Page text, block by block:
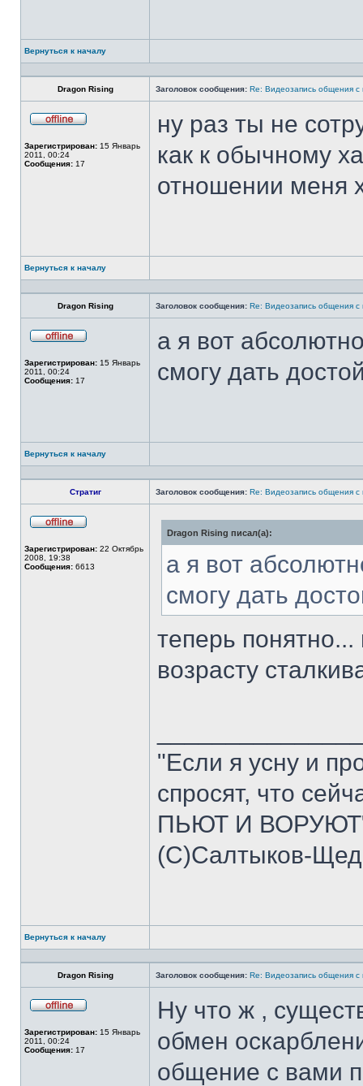
Вернуться к началу
Профиль
Dragon Rising Заголовок сообщения: Re: Видеозапись общения
сети
Зарегистрирован: 15 Январь
2011, 00:24
Сообщения: 17
ну раз ты не
как к обычному
отношении меня
Вернуться к началу
Профиль
Dragon Rising Заголовок сообщения: Re: Видеозапись общения
сети
Зарегистрирован: 15 Январь
2011, 00:24
Сообщения: 17
а я вот
смогу дать
Вернуться к началу
Профиль
Стратиг Заголовок сообщения: Re: Видеозапись общения
сети
Зарегистрирован: 22 Октябрь
2008, 19:38
Сообщения: 6613
Dragon Rising писал(а):
а я вот
смогу дать
теперь
возрасту
"Если я усну и
спросят, что
ПЬЮТ И
(C)Салтыков-
Вернуться к началу
Профиль
Dragon Rising Заголовок сообщения: Re: Видеозапись общения
сети
Зарегистрирован: 15 Январь
2011, 00:24
Сообщения: 17
Ну что ж ,
обмен
общение с вами